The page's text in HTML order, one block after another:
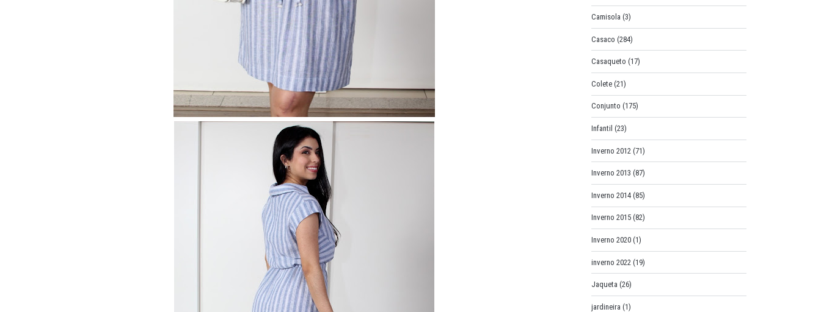
Camisola (3)
Casaco (284)
Casaqueto (17)
Colete (21)
Conjunto (175)
Infantil (23)
Inverno 2012 (71)
Inverno 2013 (87)
Inverno 2014 (85)
Inverno 2015 (82)
Inverno 2020 (1)
inverno 2022 (19)
Jaqueta (26)
jardineira (1)